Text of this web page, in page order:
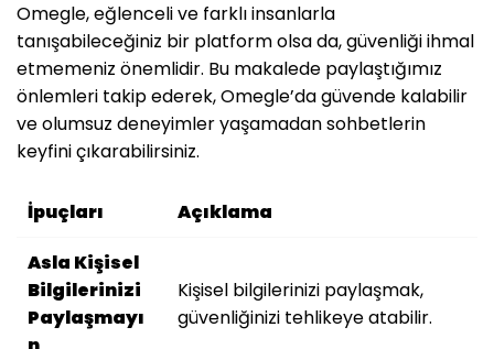
Omegle, eğlenceli ve farklı insanlarla
tanışabileceğiniz bir platform olsa da, güvenliği ihmal
etmemeniz önemlidir. Bu makalede paylaştığımız
önlemleri takip ederek, Omegle’da güvende kalabilir
ve olumsuz deneyimler yaşamadan sohbetlerin
keyfini çıkarabilirsiniz.
İpuçları
Açıklama
Asla Kişisel
Bilgilerinizi
Paylaşmayı
Kişisel bilgilerinizi paylaşmak,
güvenliğinizi tehlikeye atabilir.